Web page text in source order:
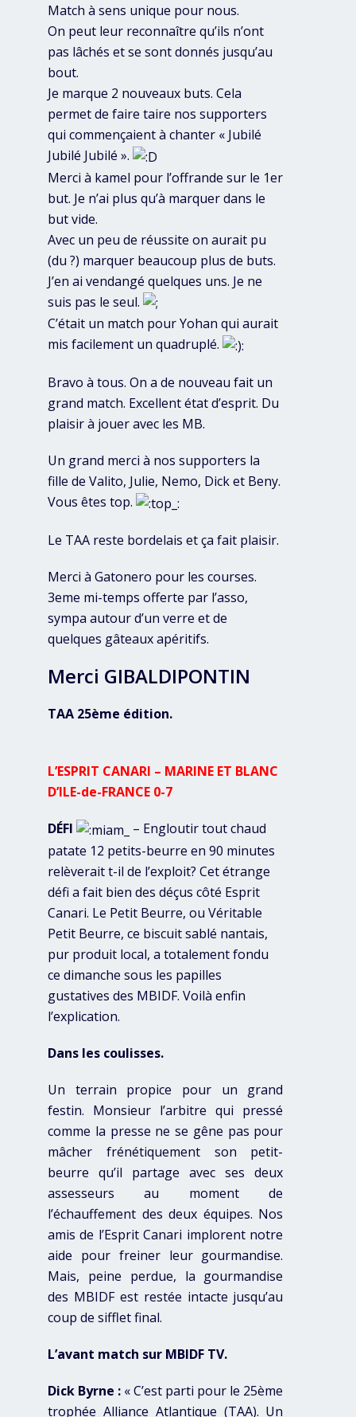
Match à sens unique pour nous.
On peut leur reconnaître qu’ils n’ont
pas lâchés et se sont donnés jusqu’au
bout.
Je marque 2 nouveaux buts. Cela
permet de faire taire nos supporters
qui commençaient à chanter « Jubilé
Jubilé Jubilé ».
Merci à kamel pour l’offrande sur le 1er
but. Je n’ai plus qu’à marquer dans le
but vide.
Avec un peu de réussite on aurait pu
(du ?) marquer beaucoup plus de buts.
J’en ai vendangé quelques uns. Je ne
suis pas le seul.
C’était un match pour Yohan qui aurait
mis facilement un quadruplé.
Bravo à tous. On a de nouveau fait un
grand match. Excellent état d’esprit. Du
plaisir à jouer avec les MB.
Un grand merci à nos supporters la
fille de Valito, Julie, Nemo, Dick et Beny.
Vous êtes top.
Le TAA reste bordelais et ça fait plaisir.
Merci à Gatonero pour les courses.
3eme mi-temps offerte par l’asso,
sympa autour d’un verre et de
quelques gâteaux apéritifs.
Merci GIBALDIPONTIN
TAA 25ème édition.
L’ESPRIT CANARI – MARINE ET BLANC
D’ILE-de-FRANCE 0-7
DÉFI
– Engloutir tout chaud
patate 12 petits-beurre en 90 minutes
relèverait t-il de l’exploit? Cet étrange
défi a fait bien des déçus côté Esprit
Canari. Le Petit Beurre, ou Véritable
Petit Beurre, ce biscuit sablé nantais,
pur produit local, a totalement fondu
ce dimanche sous les papilles
gustatives des MBIDF. Voilà enfin
l’explication.
Dans les coulisses.
Un terrain propice pour un grand
festin. Monsieur l’arbitre qui pressé
comme la presse ne se gêne pas pour
mâcher frénétiquement son petit-
beurre qu’il partage avec ses deux
assesseurs au moment de
l’échauffement des deux équipes. Nos
amis de l’Esprit Canari implorent notre
aide pour freiner leur gourmandise.
Mais, peine perdue, la gourmandise
des MBIDF est restée intacte jusqu’au
coup de sifflet final.
L’avant match sur MBIDF TV.
Dick Byrne : « C’est parti pour le 25ème
trophée Alliance Atlantique (TAA). Un